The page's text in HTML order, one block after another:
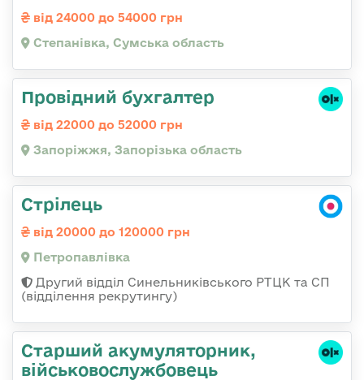
від 24000 до 54000 грн
Степанівка, Сумська область
Провідний бухгалтер
від 22000 до 52000 грн
Запоріжжя, Запорізька область
Стрілець
від 20000 до 120000 грн
Петропавлівка
Другий відділ Синельниківського РТЦК та СП
(відділення рекрутингу)
Старший акумуляторник,
військовослужбовець